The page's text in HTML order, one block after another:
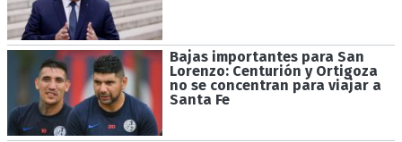
Bajas importantes para San
Lorenzo: Centurión y Ortigoza
no se concentran para viajar a
Santa Fe